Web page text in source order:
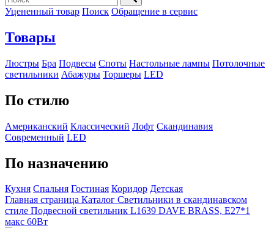
Уцененный товар Поиск Обращение в сервис
Товары
Люстры Бра Подвесы Споты Настольные лампы Потолочные
светильники Абажуры Торшеры LED
По стилю
Американский Классический Лофт Скандинавия
Современный LED
По назначению
Кухня Спальня Гостиная Коридор Детская
Главная страница Каталог Светильники в скандинавском
стиле Подвесной светильник L1639 DAVE BRASS, E27*1
макс 60Вт